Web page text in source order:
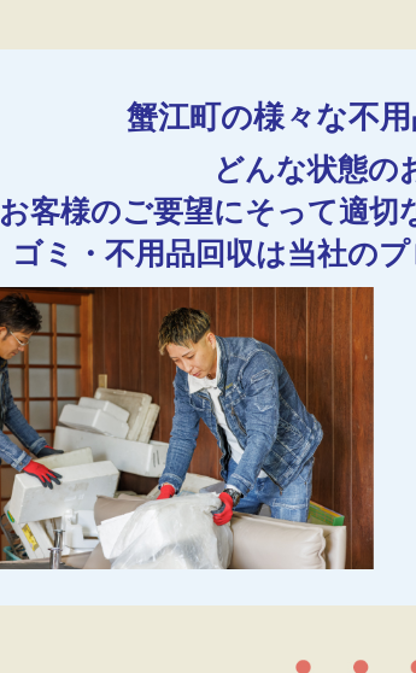
蟹江町の様々な不
どんな状態の
お客様のご要望にそって適切
ゴミ・不用品回収は当社の